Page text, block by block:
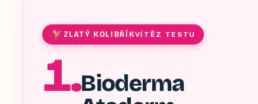
ZLATÝ KOLIBŘÍKVÍTĚZ TESTU
1.Bioderma